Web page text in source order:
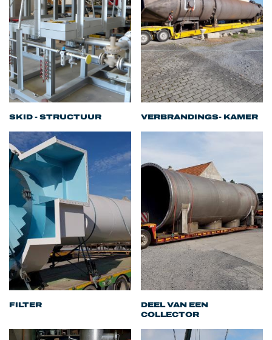
SKID - STRUCTUUR VERBRANDINGS- KAMER
FILTER
DEEL VAN EEN
COLLECTOR